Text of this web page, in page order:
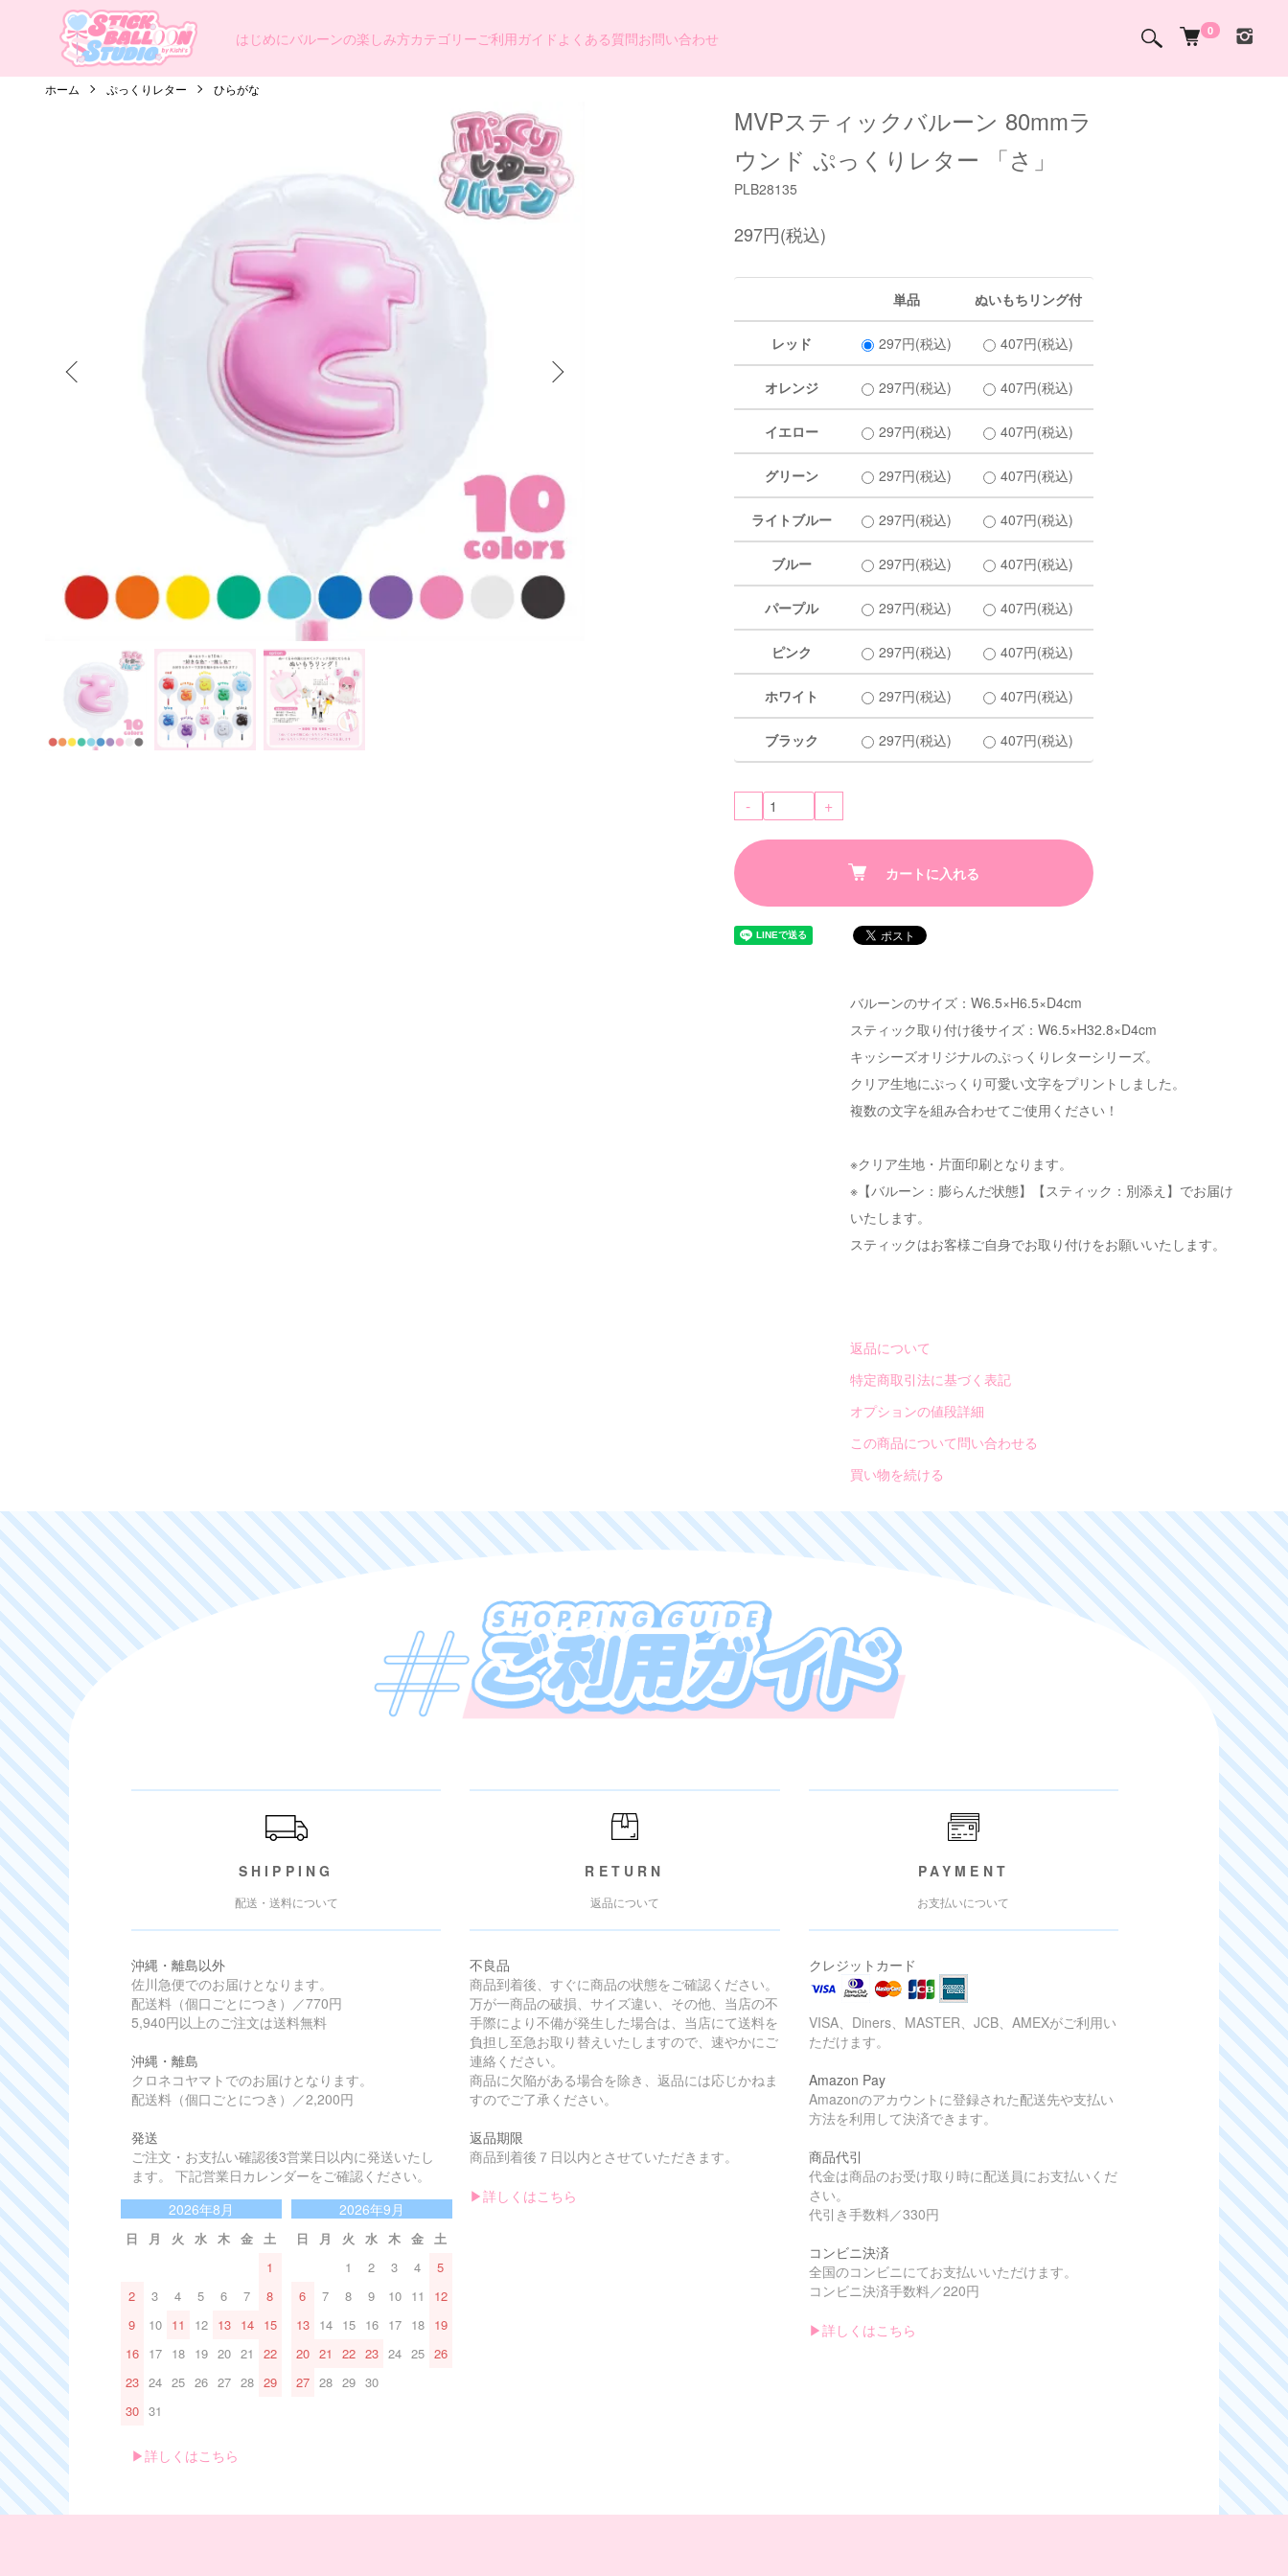
はじめにバルーンの楽しみ方カテゴリー ご利用ガイド よくある質問お問い合わせ 0
ホーム ぷっくりレター ひらがな
MVPスティックバルーン 80mmラ
ウンド ぷっくりレター 「さ」
PLB28135
297円(税込)
単品 ぬいもちリング付
レッド 297円(税込) 407円(税込)
オレンジ 297円(税込) 407円(税込)
イエロー 297円(税込) 407円(税込)
グリーン 297円(税込) 407円(税込)
ライトブルー 297円(税込) 407円(税込)
ブルー 297円(税込) 407円(税込)
パープル 297円(税込) 407円(税込)
ピンク 297円(税込) 407円(税込)
ホワイト 297円(税込) 407円(税込)
ブラック 297円(税込) 407円(税込)
- +
カートに入れる
バルーンのサイズ：W6.5×H6.5×D4cm
スティック取り付け後サイズ：W6.5×H32.8×D4cm
キッシーズオリジナルのぷっくりレターシリーズ。
クリア生地にぷっくり可愛い文字をプリントしました。
複数の文字を組み合わせてご使用ください！
※クリア生地・片面印刷となります。
※【バルーン：膨らんだ状態】【スティック：別添え】でお届け
いたします。
スティックはお客様ご自身でお取り付けをお願いいたします。
返品について
特定商取引法に基づく表記
オプションの値段詳細
この商品について問い合わせる
買い物を続ける
SHIPPING
配送・送料について
沖縄・離島以外
佐川急便でのお届けとなります。
配送料（個口ごとにつき）／770円
5,940円以上のご注文は送料無料
沖縄・離島
クロネコヤマトでのお届けとなります。
配送料（個口ごとにつき）／2,200円
発送
ご注文・お支払い確認後3営業日以内に発送いたし
ます。 下記営業日カレンダーをご確認ください。
2026年8月
日 月 火 水 木 金 土
1
2
3 4 5 6 7
8
9
10 11 12 13 14 15
16 17 18 19 20 21
22
23 24 25 26 27 28 29
30 31
2026年9月
日 月 火 水 木 金 土
1
2 3 4
5
6
7 8 9 10 11
12
13 14 15 16 17 18 19
20 21 22 23 24 25 26
27 28 29 30
▶︎詳しくはこちら
RETURN
返品について
不良品
商品到着後、すぐに商品の状態をご確認ください。
万が一商品の破損、サイズ違い、その他、当店の不
手際により不備が発生した場合は、当店にて送料を
負担し至急お取り替えいたしますので、速やかにご
連絡ください。
商品に欠陥がある場合を除き、返品には応じかねま
すのでご了承ください。
返品期限
商品到着後７日以内とさせていただきます。
▶︎詳しくはこちら
PAYMENT
お支払いについて
クレジットカード
VISA、Diners、MASTER、JCB、AMEXがご利用い
ただけます。
Amazon Pay
Amazonのアカウントに登録された配送先や支払い
方法を利用して決済できます。
商品代引
代金は商品のお受け取り時に配送員にお支払いくだ
さい。
代引き手数料／330円
コンビニ決済
全国のコンビニにてお支払いいただけます。
コンビニ決済手数料／220円
▶︎詳しくはこちら